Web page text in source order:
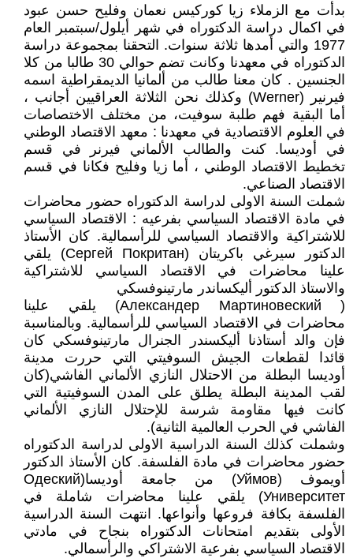
بدأت مع الزملاء زيا كوركيس نعمان وفليح حسن عبود
في اكمال دراسة الدكتوراه في شهر أيلول/سبتمبر العام
1977 والتي أمدها ثلاثة سنوات. التحقنا بمجموعة دراسة
الدكتوراه في معهدنا وكانت تضم حوالي 30 طالبا من كلا
الجنسين . كان معنا طالب من ألمانيا الديمقراطية اسمه
فيرنير (Werner) وكذلك نحن الثلاثة العراقيين أجانب ،
أما البقية فهم طلبة سوفيت، من مختلف الاختصاصات
في العلوم الاقتصادية في معهدنا : معهد الاقتصاد الوطني
في أوديسا. كنت والطالب الألماني فيرنر في قسم
تخطيط الاقتصاد الوطني ، أما زيا وفليح فكانا في قسم
الاقتصاد الصناعي.
شملت السنة الاولى لدراسة الدكتوراه حضور محاضرات
في مادة الاقتصاد السياسي بفرعيه : الاقتصاد السياسي
للاشتراكية والاقتصاد السياسي للرأسمالية. كان الأستاذ
الدكتور سيرغي باكريتان (Сергей Покритан) يلقي
علينا محاضرات في الاقتصاد السياسي للاشتراكية
والاستاذ الدكتور أليكساندر مارتينوفسكي
( Александер Мартиновеский) يلقي علينا
محاضرات في الاقتصاد السياسي للرأسمالية. وبالمناسبة
فإن والد أستاذنا أليكسندر الجنرال مارتينوفسكي كان
قائدا لقطعات الجيش السوفيتي التي حررت مدينة
أوديسا البطلة من الاحتلال النازي الألماني الفاشي(كان
لقب المدينة البطلة يطلق على المدن السوفيتية التي
كانت فيها مقاومة شرسة للإحتلال النازي الألماني
الفاشي في الحرب العالمية الثانية).
وشملت كذلك السنة الدراسية الاولى لدراسة الدكتوراه
حضور محاضرات في مادة الفلسفة. كان الأستاذ الدكتور
أويموف (Уймов) من جامعة أوديسا(Одеский
Университет) يلقي علينا محاضرات شاملة في
الفلسفة بكافة فروعها وأنواعها. انتهت السنة الدراسية
الأولى بتقديم امتحانات الدكتوراه بنجاح في مادتي
الاقتصاد السياسي بفرعية الاشتراكي والرأسمالي.